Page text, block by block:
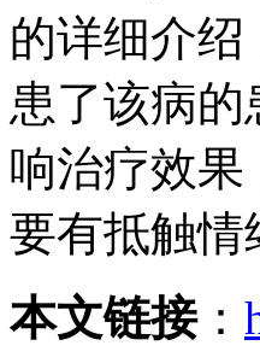
的详细介
患了该病
响治疗效
要有抵触情
本文链接：